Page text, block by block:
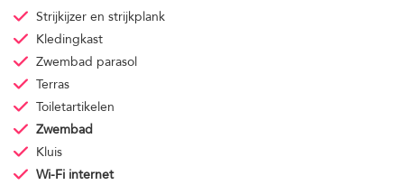
Strijkijzer en strijkplank
Kledingkast
Zwembad parasol
Terras
Toiletartikelen
Zwembad
Kluis
Wi-Fi internet